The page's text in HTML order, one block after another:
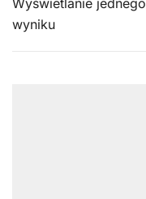
Wyświetlanie jednego
wyniku